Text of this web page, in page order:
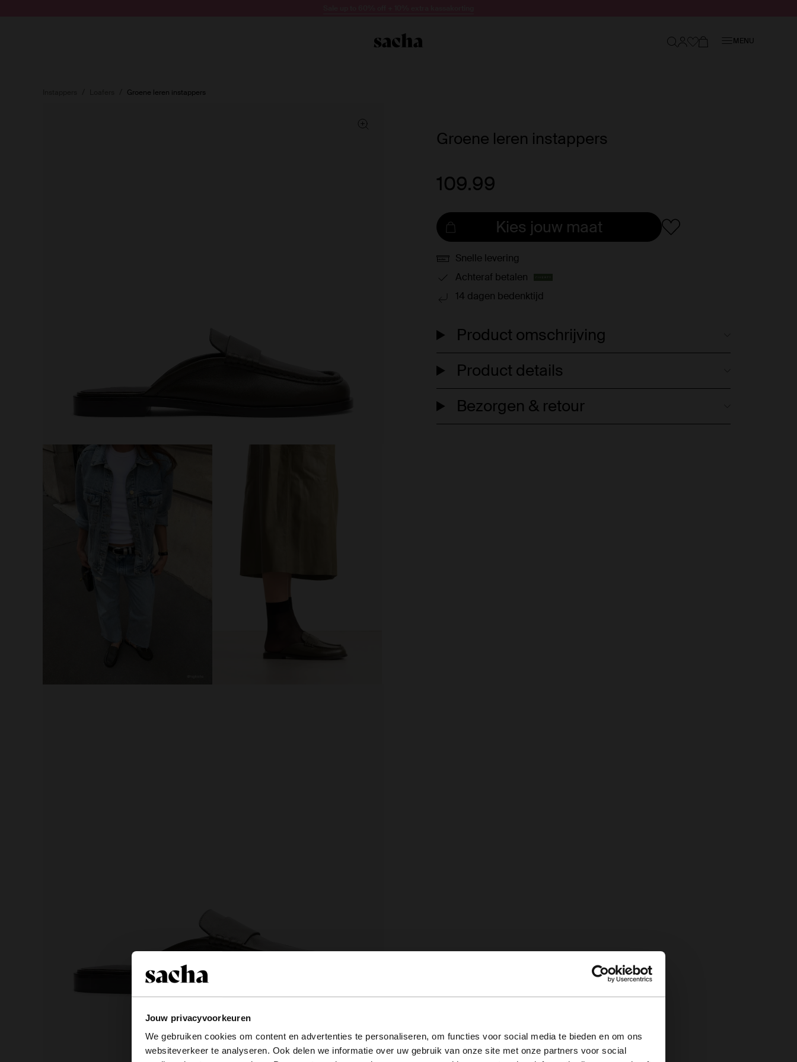
Jouw privacyvoorkeuren
We gebruiken cookies om content en advertenties te personaliseren, om functies voor social media te bieden en om ons
websiteverkeer te analyseren. Ook delen we informatie over uw gebruik van onze site met onze partners voor social
MENU
Groene leren instappers
Groene leren instappers
109.99
Kies jouw maat
Snelle levering
Achteraf betalen
14 dagen bedenktijd
Product omschrijving
Product details
Bezorgen & retour
View this website in English?